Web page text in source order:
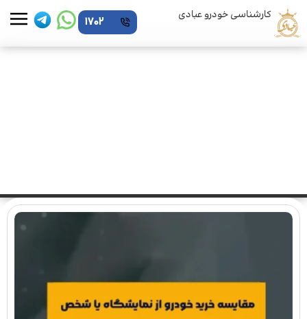
کارشناسی خودرو عبادی 1702